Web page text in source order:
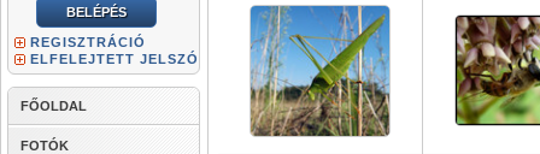
REGISZTRÁCIÓ
ELFELEJTETT JELSZÓ
FŐOLDAL
FOTÓK